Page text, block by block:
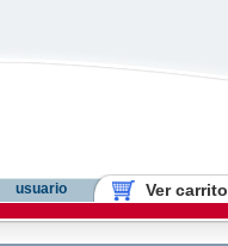
usuario Ver carrito